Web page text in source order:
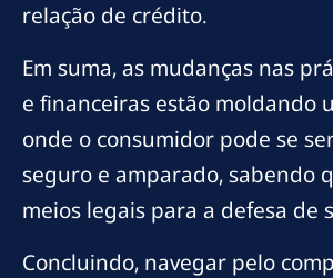
relação de crédito.
Em suma, as mudanças nas
e financeiras estão moldando
onde o consumidor pode se
seguro e amparado, sabendo
meios legais para a defesa de
Concluindo, navegar pelo